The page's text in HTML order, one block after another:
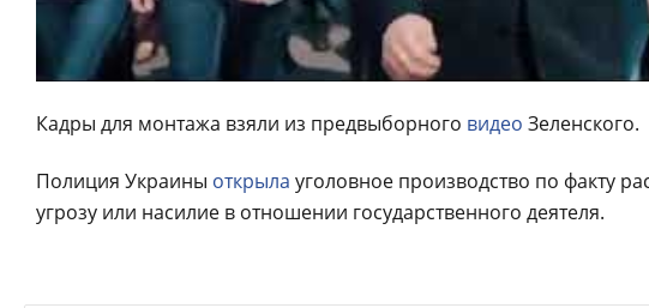
Кадры для монтажа взяли из предвыборного видео Зеленского.
Полиция Украины открыла уголовное производство по факту
угрозу или насилие в отношении государственного деятеля.